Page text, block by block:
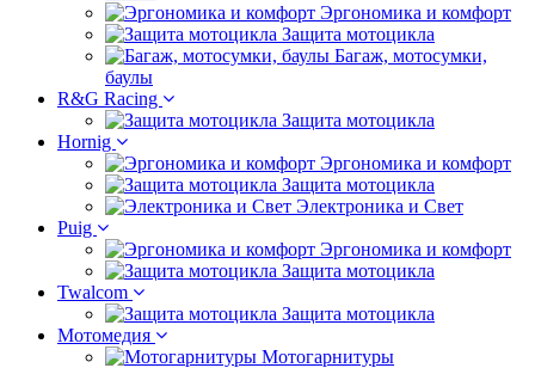
Эргономика и комфорт
Защита мотоцикла
Багаж, мотосумки,
баулы
R&G Racing
Защита мотоцикла
Hornig
Эргономика и комфорт
Защита мотоцикла
Электроника и Свет
Puig
Эргономика и комфорт
Защита мотоцикла
Twalcom
Защита мотоцикла
Мотомедия
Мотогарнитуры